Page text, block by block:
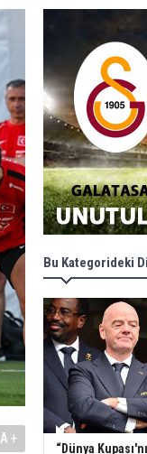
A+
Bu Kategorideki
“Dünya